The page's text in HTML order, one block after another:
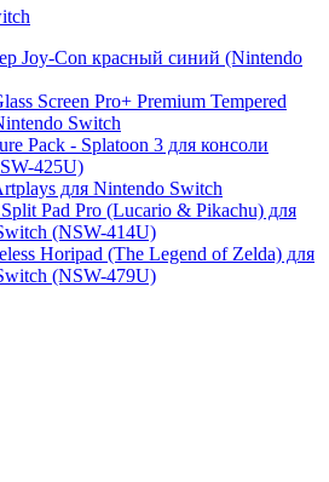
Joy-Con красный синий (Nintendo
Screen Pro+ Premium Tempered
Switch
Pack - Splatoon 3 для консоли
425U)
для Nintendo Switch
Pad Pro (Lucario & Pikachu) для
(NSW-414U)
Horipad (The Legend of Zelda) для
(NSW-479U)